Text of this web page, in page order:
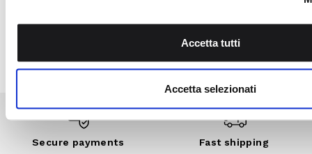
Secure
Fast shipping
store
Guaranteed
support